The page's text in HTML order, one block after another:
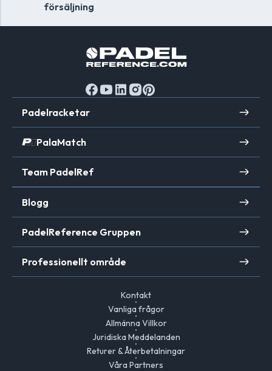
försäljning
Padelracketar
PalaMatch
Team PadelRef
Blogg
PadelReference Gruppen
Professionellt område
Kontakt
Vanliga frågor
Allmänna Villkor
Juridiska Meddelanden
Returer & Återbetalningar
Våra Partners